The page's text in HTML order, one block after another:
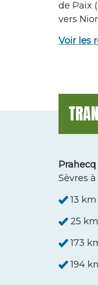
de Paix
vers
Voir les
Prahecq
Sèvres à
13
25
173
194